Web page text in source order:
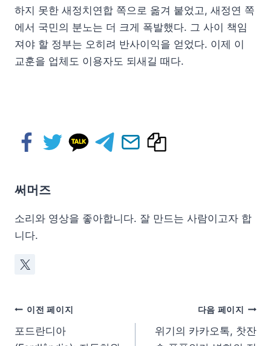
하지 못한 새정치연합 쪽으로 옮겨 붙었고, 새정연 쪽
에서 국민의 분노는 더 크게 폭발했다. 그 사이 책임
져야 할 정부는 오히려 반사이익을 얻었다. 이제 이
교훈을 업체도 이용자도 되새길 때다.
써머즈
소리와 영상을 좋아합니다. 잘 만드는 사람이고자 합
니다.
이전 페이지
포드란디아
다음 페이지
위기의 카카오톡, 찻잔